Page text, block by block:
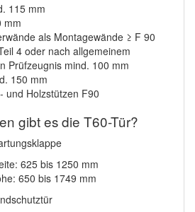
115 mm
mm
als Montagewände ≥ F 90
4 oder nach allgemeinem
Prüfzeugnis mind. 100 mm
150 mm
und Holzstützen F90
gibt es die T60-Tür?
625 bis 1250 mm
650 bis 1749 mm